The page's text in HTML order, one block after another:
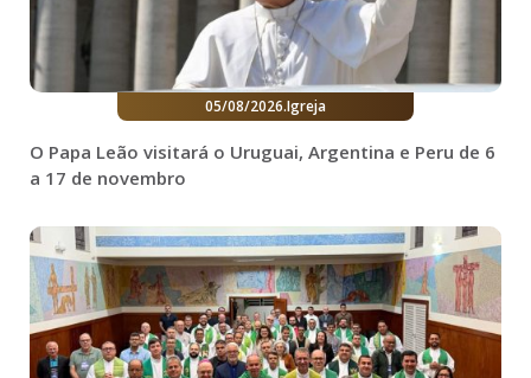
05/08/2026.Igreja
O Papa Leão visitará o Uruguai, Argentina e Peru de 6
a 17 de novembro